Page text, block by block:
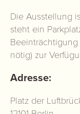
Die Ausstellung
steht ein
nötig) zur
Adresse:
Platz der